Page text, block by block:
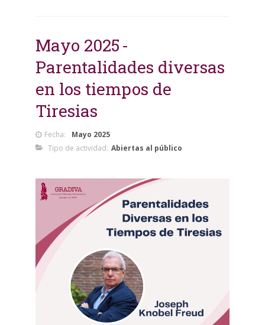
Mayo 2025
Parentalidades diversas
en los tiempos de
Tiresias
Fecha:
Mayo 2025
Tipo de actividad: Abiertas al público